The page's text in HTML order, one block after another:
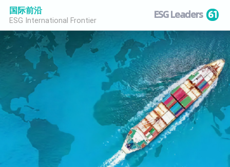
国际前沿
ESG International Frontier ESG Leaders 61